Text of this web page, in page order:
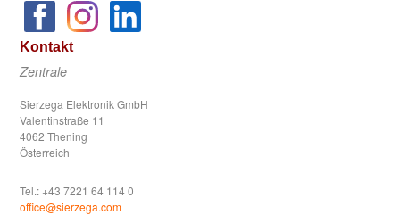
Kontakt
Zentrale
Sierzega Elektronik GmbH
Valentinstraße 11
4062 Thening
Österreich
Tel.: +43 7221 64 114 0
office@sierzega.com